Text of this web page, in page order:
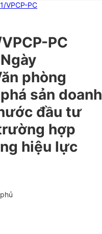
VPCP-PC
PC
phòng
sản doanh
đầu tư
hợp
hiệu lực